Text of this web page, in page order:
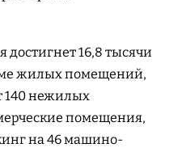
16,8 тысячи
жилых помещений,
140 нежилых
помещения,
на 46 машино-